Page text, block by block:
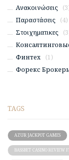
Ανακοινώσεις
Παραστάσεις
(4)
Στοιχηματικες
Финтех
(1)
Форекс
TAGS
AZUR JACKPOT GAMES
BASSBET CASINO REVIEW